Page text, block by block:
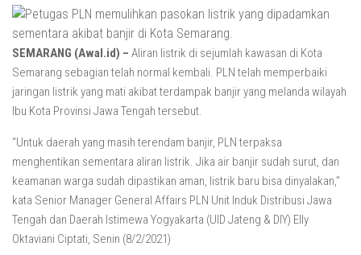
SEMARANG (Awal.id) – Aliran listrik di sejumlah kawasan di Kota
Semarang sebagian telah normal kembali. PLN telah memperbaiki
jaringan listrik yang mati akibat terdampak banjir yang melanda wilayah
Ibu Kota Provinsi Jawa Tengah tersebut.
“Untuk daerah yang masih terendam banjir, PLN terpaksa
menghentikan sementara aliran listrik. Jika air banjir sudah surut, dan
keamanan warga sudah dipastikan aman, listrik baru bisa dinyalakan,”
kata Senior Manager General Affairs PLN Unit Induk Distribusi Jawa
Tengah dan Daerah Istimewa Yogyakarta (UID Jateng & DIY) Elly
Oktaviani Ciptati, Senin (8/2/2021)